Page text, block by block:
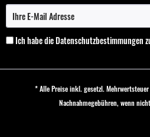
Ich habe dieDatenschutzbestimmungen
* Alle Preise inkl. gesetzl. Mehrwertsteuer
Nachnahmegebühren, wenn